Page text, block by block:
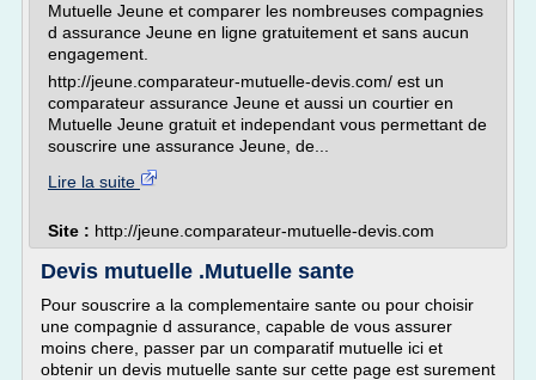
Mutuelle Jeune et comparer les nombreuses compagnies
d assurance Jeune en ligne gratuitement et sans aucun
engagement.
http://jeune.comparateur-mutuelle-devis.com/ est un
comparateur assurance Jeune et aussi un courtier en
Mutuelle Jeune gratuit et independant vous permettant de
souscrire une assurance Jeune, de...
Lire la suite
Site : http://jeune.comparateur-mutuelle-devis.com
Devis mutuelle .Mutuelle sante
Pour souscrire a la complementaire sante ou pour choisir
une compagnie d assurance, capable de vous assurer
moins chere, passer par un comparatif mutuelle ici et
obtenir un devis mutuelle sante sur cette page est surement